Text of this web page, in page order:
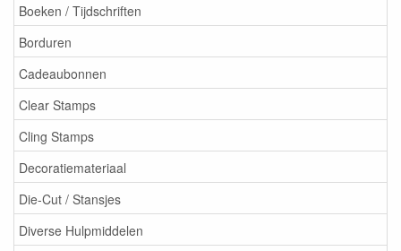
Boeken / Tijdschriften
Borduren
Cadeaubonnen
Clear Stamps
Cling Stamps
Decoratiemateriaal
Die-Cut / Stansjes
Diverse Hulpmiddelen